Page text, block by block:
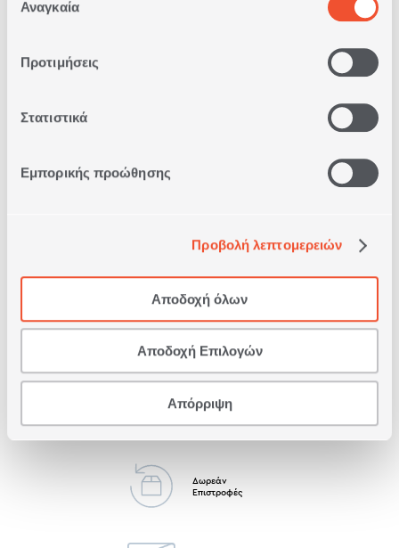
"Προσαρμογή".
συγκατάθεσης
Αναγκαία
Προτιμήσεις
Στατιστικά
Εμπορικής προώθησης
Προβολή λεπτομερειών
Αποδοχή όλων
Αποδοχή Επιλογών
Απόρριψη
τσαντάκια με άλλα βρεφικά προϊόντα;
Δωρεάν Παραλαβή
από κατάστημα
Μεταφορικά
Άμεση
Παράδοση
Δωρεάν
Επιστροφές